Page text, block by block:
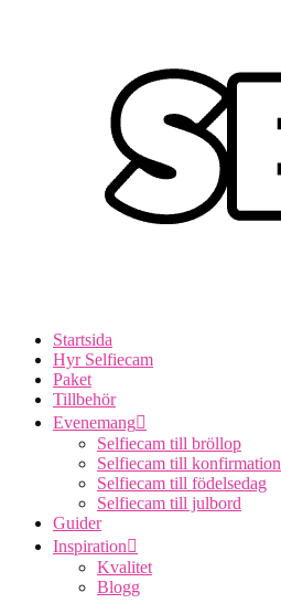
Startsida
Hyr Selfiecam
Paket
Tillbehör
Evenemang
Selfiecam till bröllop
Selfiecam till konfirmation
Selfiecam till födelsedag
Selfiecam till julbord
Guider
Inspiration
Kvalitet
Blogg